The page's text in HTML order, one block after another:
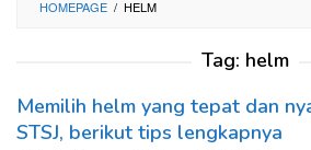
HOMEPAGE / HELM
Tag: helm
Memilih helm yang tepat dan
STSJ, berikut tips lengkapnya